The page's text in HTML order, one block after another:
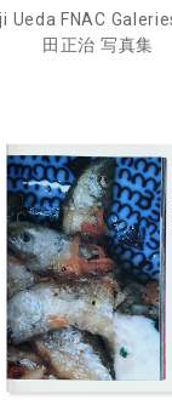
Ueda FNAC
田正治 写真集